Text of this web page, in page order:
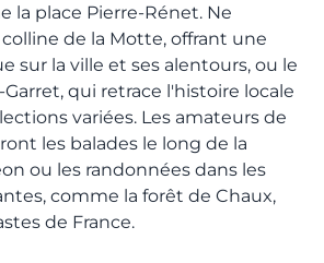
la place Pierre-Rénet. Ne
de la Motte, offrant une
sur la ville et ses alentours, ou le
qui retrace l'histoire locale
variées. Les amateurs de
les balades le long de la
ou les randonnées dans les
comme la forêt de Chaux,
de France.